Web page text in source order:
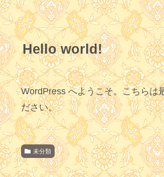
Hello world!
WordPress へようこそ。こちらは
ださい。
未分類